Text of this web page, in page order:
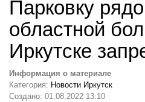
Парковку
областной
Иркутске
Информация о материале
Категория: Новости Иркутск
Создано: 01.08.2022 13:10